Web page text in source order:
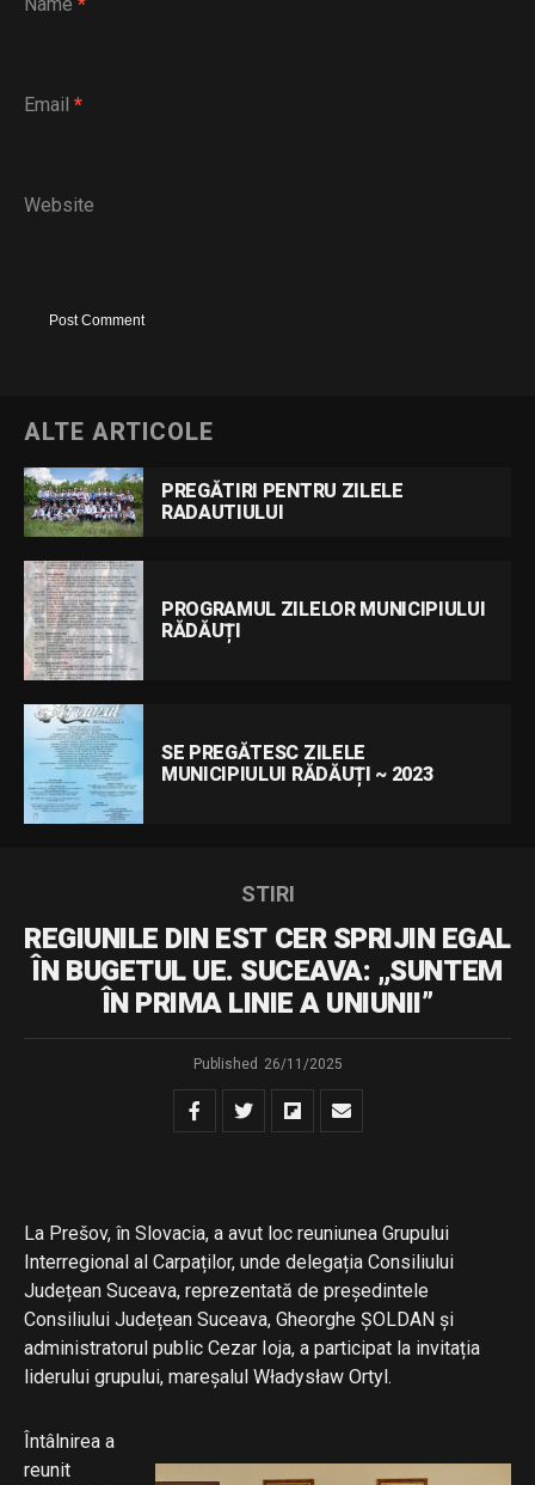
Email *
Website
ALTE ARTICOLE
PREGĂTIRI PENTRU ZILELE
RADAUTIULUI
PROGRAMUL ZILELOR MUNICIPIULUI
RĂDĂUȚI
SE PREGĂTESC ZILELE
MUNICIPIULUI RĂDĂUȚI ~ 2023
STIRI
REGIUNILE DIN EST CER SPRIJIN EGAL
ÎN BUGETUL UE. SUCEAVA: „SUNTEM
ÎN PRIMA LINIE A UNIUNII”
Published 26/11/2025
La Prešov, în Slovacia, a avut loc reuniunea Grupului
Interregional al Carpaților, unde delegația Consiliului
Județean Suceava, reprezentată de președintele
Consiliului Județean Suceava, Gheorghe ȘOLDAN și
administratorul public Cezar Ioja, a participat la invitația
liderului grupului, mareșalul Władysław Ortyl.
Întâlnirea a
reunit